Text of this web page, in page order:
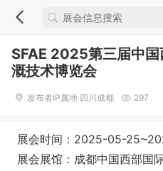
SFAE 2025第三届中
溉技术博览会
发布者IP属地 四川成都 297
展会时间：2025-05-
展会展馆：成都中国西部国